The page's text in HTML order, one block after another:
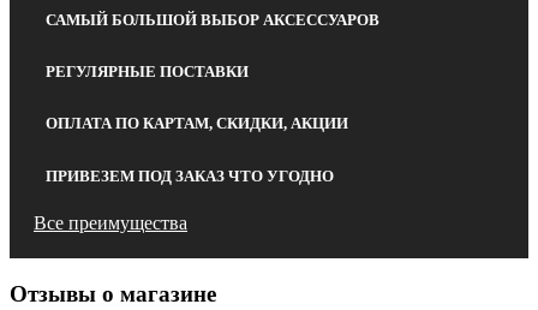
САМЫЙ БОЛЬШОЙ ВЫБОР АКСЕССУАРОВ
РЕГУЛЯРНЫЕ ПОСТАВКИ
ОПЛАТА ПО КАРТАМ, СКИДКИ, АКЦИИ
ПРИВЕЗЕМ ПОД ЗАКАЗ ЧТО УГОДНО
Все преимущества
Отзывы о магазине